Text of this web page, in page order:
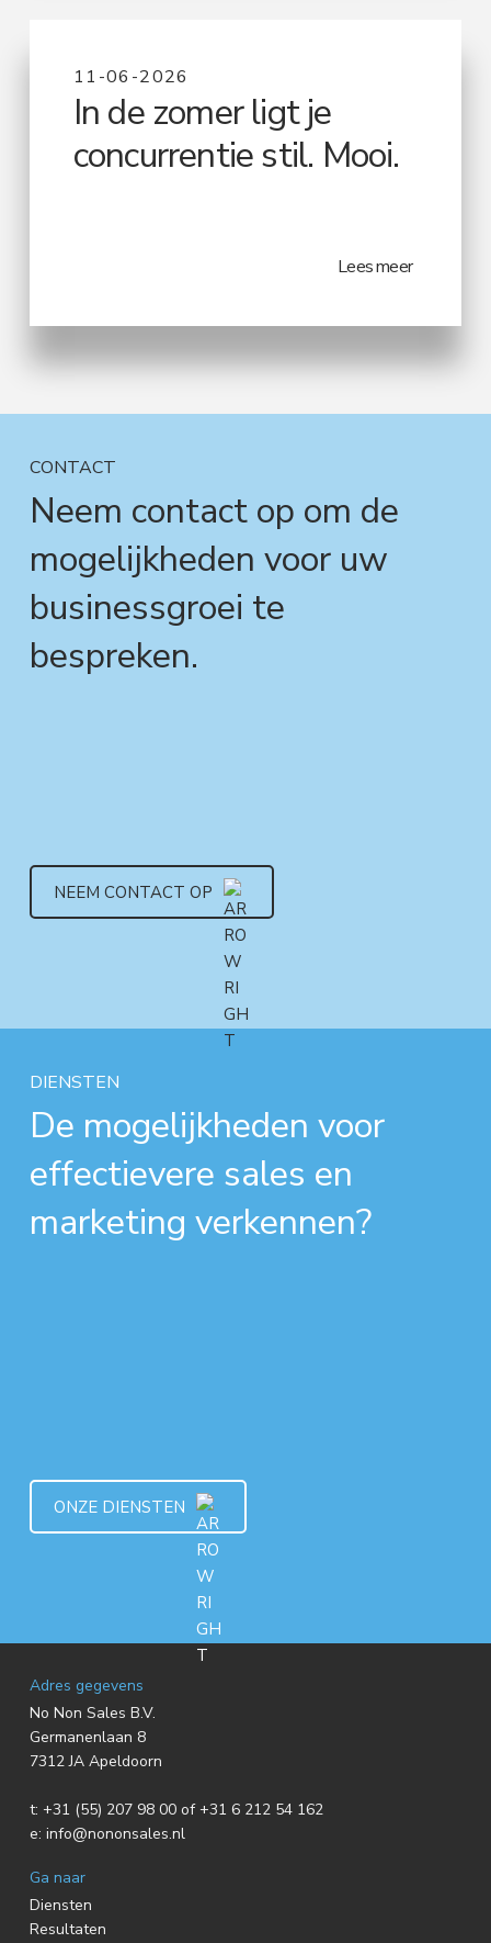
11-06-2026
In de zomer ligt je
concurrentie stil. Mooi.
Lees meer
CONTACT
Neem contact op om de
mogelijkheden voor uw
businessgroei te
bespreken.
NEEM CONTACT OP
DIENSTEN
De mogelijkheden voor
effectievere sales en
marketing verkennen?
ONZE DIENSTEN
F
o
o
t
e
r
Adres gegevens
No Non Sales B.V.
Germanenlaan 8
7312 JA Apeldoorn
t: +31 (55) 207 98 00 of +31 6 212 54 162
e: info@nononsales.nl
Ga naar
Diensten
Resultaten